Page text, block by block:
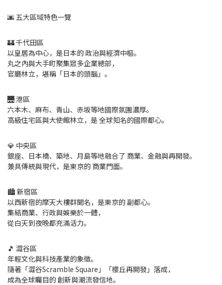
🌆 五大區域特色一覽
🏰 千代田區
以皇居為中心，是日本的 政治與經濟中樞。
丸之內與大手町聚集眾多企業總部，
官廳林立，堪稱「日本的頭腦」。
🌉 港區
六本木、麻布、青山、赤坂等地國際氛圍濃厚。
高級住宅區與大使館林立，是 全球知名的國際都心。
💎 中央區
銀座、日本橋、築地、月島等地融合了 商業、金融與再開發。
兼具傳統與現代，是東京的 商業門面。
🏙️ 新宿區
以西新宿的摩天大樓群聞名，是東京的 副都心。
集結商業、行政與娛樂於一體，
從白天到夜晚都充滿活力。
🎵 澀谷區
年輕文化與科技產業的象徵。
隨著「澀谷Scramble Square」「櫻丘再開發」落成，
成為全球矚目的 創新與潮流發信地。